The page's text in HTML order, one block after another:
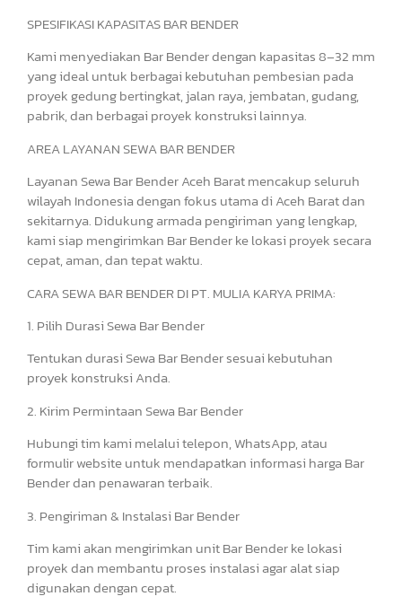
SPESIFIKASI KAPASITAS BAR BENDER
Kami menyediakan Bar Bender dengan kapasitas 8–32 mm
yang ideal untuk berbagai kebutuhan pembesian pada
proyek gedung bertingkat, jalan raya, jembatan, gudang,
pabrik, dan berbagai proyek konstruksi lainnya.
AREA LAYANAN SEWA BAR BENDER
Layanan Sewa Bar Bender Aceh Barat mencakup seluruh
wilayah Indonesia dengan fokus utama di Aceh Barat dan
sekitarnya. Didukung armada pengiriman yang lengkap,
kami siap mengirimkan Bar Bender ke lokasi proyek secara
cepat, aman, dan tepat waktu.
CARA SEWA BAR BENDER DI PT. MULIA KARYA PRIMA:
1. Pilih Durasi Sewa Bar Bender
Tentukan durasi Sewa Bar Bender sesuai kebutuhan
proyek konstruksi Anda.
2. Kirim Permintaan Sewa Bar Bender
Hubungi tim kami melalui telepon, WhatsApp, atau
formulir website untuk mendapatkan informasi harga Bar
Bender dan penawaran terbaik.
3. Pengiriman & Instalasi Bar Bender
Tim kami akan mengirimkan unit Bar Bender ke lokasi
proyek dan membantu proses instalasi agar alat siap
digunakan dengan cepat.